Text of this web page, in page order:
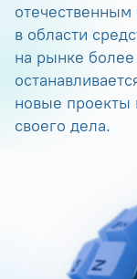
в области
на рынке
новые проекты
своего дела.